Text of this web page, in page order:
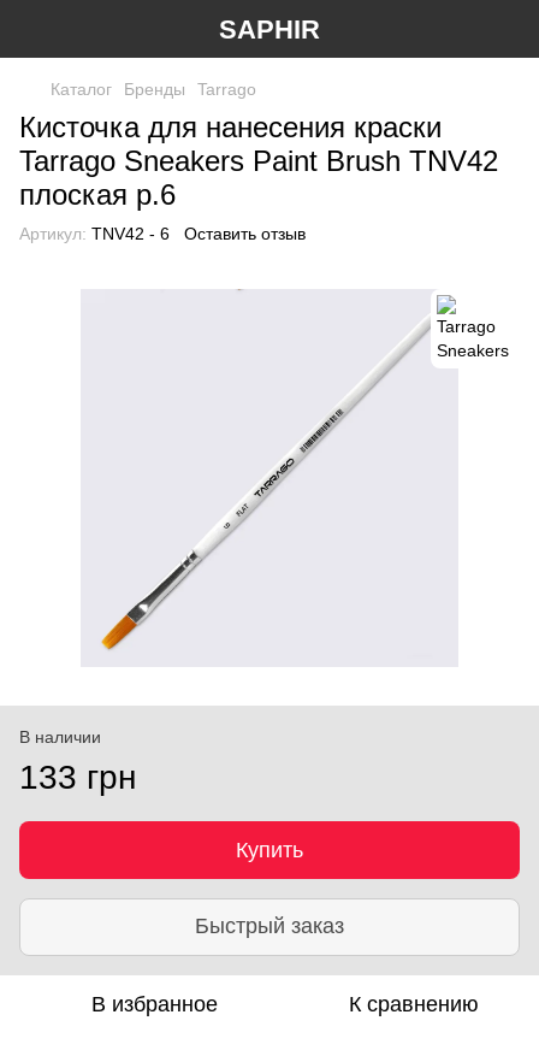
SAPHIR
Каталог Бренды Tarrago
Кисточка для нанесения краски
Tarrago Sneakers Paint Brush TNV42
плоская р.6
Артикул: TNV42 - 6 Оставить отзыв
В наличии
133 грн
Купить
Быстрый заказ
В избранное К сравнению